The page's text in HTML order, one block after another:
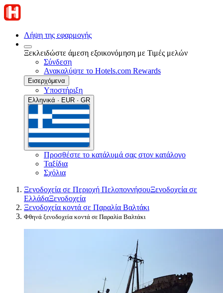
Λήψη της εφαρμογής
Ξεκλειδώστε άμεση εξοικονόμηση με Τιμές μελών
Σύνδεση
Ανακαλύψτε το Hotels.com Rewards
Εισερχόμενα
Υποστήριξη
Ελληνικά · EUR · GR
Προσθέστε το κατάλυμά σας στον κατάλογο
Ταξίδια
Σχόλια
Ξενοδοχεία σε Περιοχή ΠελοποννήσουΞενοδοχεία σε
ΕλλάδαΞενοδοχεία
Ξενοδοχεία κοντά σε Παραλία Βαλτάκι
Φθηνά ξενοδοχεία κοντά σε Παραλία Βαλτάκι